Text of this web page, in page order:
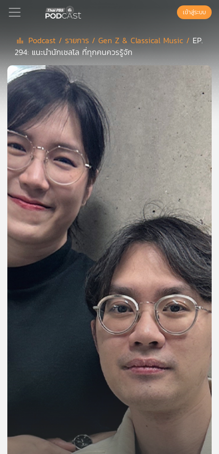
Podcast
เพล
ย์
สต์
แนะนำ
เพล
ย์
ลิ
สต์
ของ
คุณ
เพลง
เข้าสู่ระบบ
Podcast / รายการ /Gen Z & Classical Music / EP.
294: แนะนำนักเชลโล ที่ทุกคนควรรู้จัก